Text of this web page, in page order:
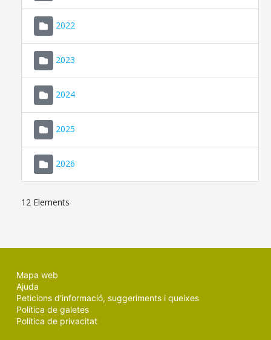
2022
2023
2024
2025
2026
12 Elements
Mapa web
Ajuda
Peticions d'informació, suggeriments i queixes
Política de galetes
Política de privacitat